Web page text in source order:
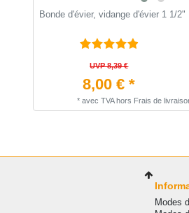
Bonde d'évier, vidange d'évier 1 1/2"
UVP 8,39 €
8,00 € *
* avec TVAhors Frais de
Modes